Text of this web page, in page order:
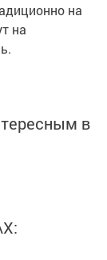
на
на
в